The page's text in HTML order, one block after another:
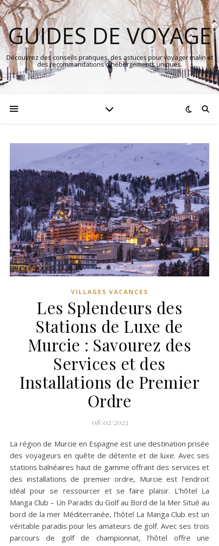
GUIDES DE VOYAGE
Découvrez des conseils pratiques, des astuces pour voyager malin et
des recommandations d'hébergements uniques.
VILLAGES VACANCES
Les Splendeurs des
Stations de Luxe de
Murcie : Savourez des
Services et des
Installations de Premier
Ordre
08/02/2023
La région de Murcie en Espagne est une destination prisée
des voyageurs en quête de détente et de luxe. Avec ses
stations balnéaires haut de gamme offrant des services et
des installations de premier ordre, Murcie est l’endroit
idéal pour se ressourcer et se faire plaisir. L’hôtel La
Manga Club – Un Paradis du Golf au Bord de la Mer Situé au
bord de la mer Méditerranée, l’hôtel La Manga Club est un
véritable paradis pour les amateurs de golf. Avec ses trois
parcours de golf de championnat, l’hôtel offre une